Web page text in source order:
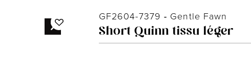
GF2604-7379- Gentle Fawn
Short Quinn tissu léger